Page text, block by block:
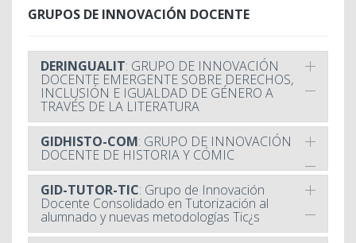
GRUPOS DE INNOVACIÓN DOCENTE
DERINGUALIT: GRUPO DE INNOVACIÓN
DOCENTE EMERGENTE SOBRE DERECHOS,
INCLUSIÓN E IGUALDAD DE GÉNERO A
TRAVÉS DE LA LITERATURA
GIDHISTO-COM: GRUPO DE INNOVACIÓN
DOCENTE DE HISTORIA Y CÓMIC
GID-TUTOR-TIC: Grupo de Innovación
Docente Consolidado en Tutorización al
alumnado y nuevas metodologías Tic¿s